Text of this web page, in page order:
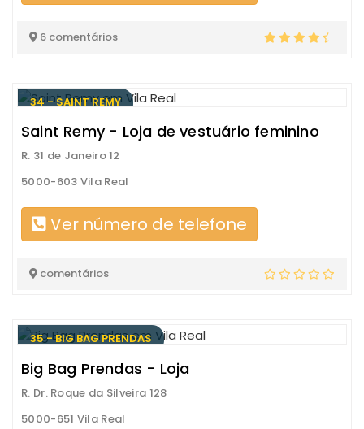
6 comentários
34 - SAINT REMY
Saint Remy - Loja de vestuário feminino
R. 31 de Janeiro 12
5000-603 Vila Real
Ver número de telefone
comentários
35 - BIG BAG PRENDAS
Big Bag Prendas - Loja
R. Dr. Roque da Silveira 128
5000-651 Vila Real